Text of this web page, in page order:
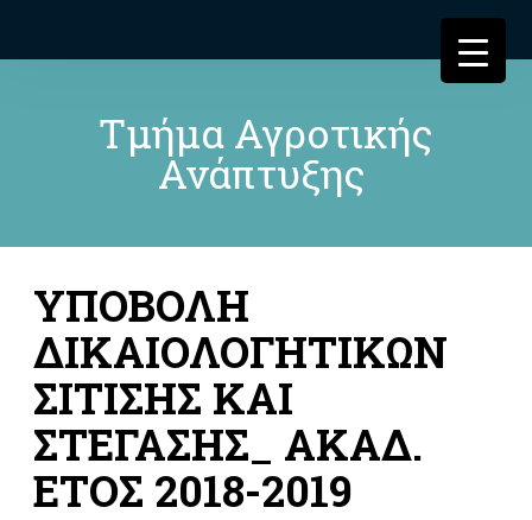
Τμήμα Αγροτικής
Ανάπτυξης
ΥΠΟΒΟΛΗ
ΔΙΚΑΙΟΛΟΓΗΤΙΚΩΝ
ΣΙΤΙΣΗΣ ΚΑΙ
ΣΤΕΓΑΣΗΣ_ ΑΚΑΔ.
ΕΤΟΣ 2018-2019